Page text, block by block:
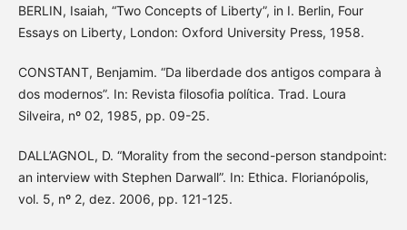
BERLIN, Isaiah, “Two Concepts of Liberty”, in I. Berlin, Four
Essays on Liberty, London: Oxford University Press, 1958.
CONSTANT, Benjamim. “Da liberdade dos antigos compara à
dos modernos”. In: Revista filosofia política. Trad. Loura
Silveira, nº 02, 1985, pp. 09-25.
DALL’AGNOL, D. “Morality from the second-person standpoint:
an interview with Stephen Darwall”. In: Ethica. Florianópolis,
vol. 5, nº 2, dez. 2006, pp. 121-125.